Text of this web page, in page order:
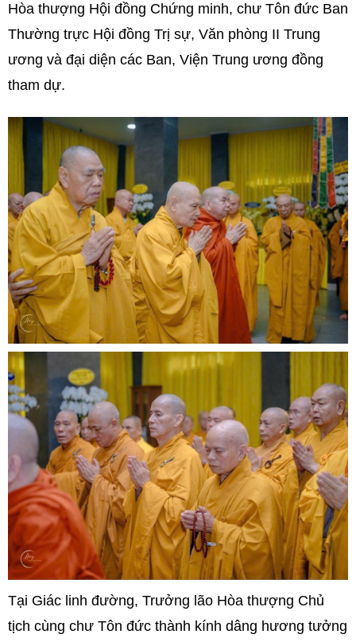
Hòa thượng Hội đồng Chứng minh, chư Tôn đức Ban
Thường trực Hội đồng Trị sự, Văn phòng II Trung
ương và đại diện các Ban, Viện Trung ương đồng
tham dự.
Tại Giác linh đường, Trưởng lão Hòa thượng Chủ
tịch cùng chư Tôn đức thành kính dâng hương tưởng